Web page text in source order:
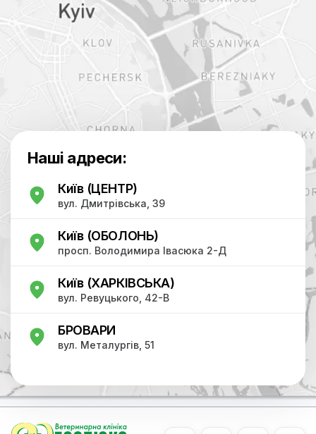
Наші адреси:
Київ (ЦЕНТР)
вул. Дмитрівська, 39
Київ (ОБОЛОНЬ)
просп. Володимира Івасюка 2-Д
Київ (ХАРКІВСЬКА)
вул. Ревуцького, 42-В
БРОВАРИ
вул. Металургів, 51